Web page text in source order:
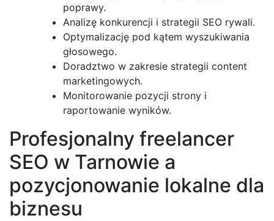
poprawy.
Analizę konkurencji i strategii SEO rywali.
Optymalizację pod kątem wyszukiwania
głosowego.
Doradztwo w zakresie strategii content
marketingowych.
Monitorowanie pozycji strony i
raportowanie wyników.
Profesjonalny freelancer
SEO w Tarnowie a
pozycjonowanie lokalne dla
biznesu